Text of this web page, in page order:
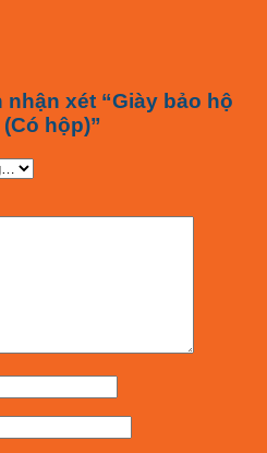
xét “Giày bảo hộ
hộp)”